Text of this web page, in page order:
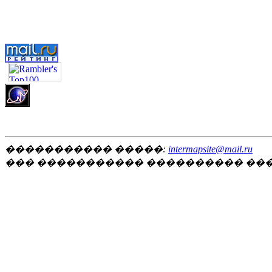
����������� �����: intermapsite@mail.ru
��� ����������� ����������